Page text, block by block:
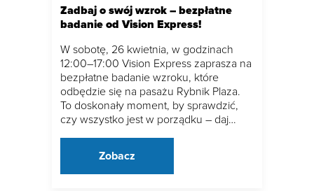
Zadbaj o swój wzrok – bezpłatne
badanie od Vision Express!
W sobotę, 26 kwietnia, w godzinach
12:00–17:00 Vision Express zaprasza na
bezpłatne badanie wzroku, które
odbędzie się na pasażu Rybnik Plaza.
To doskonały moment, by sprawdzić,
czy wszystko jest w porządku – daj…
Zobacz